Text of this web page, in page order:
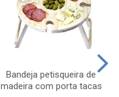
Bandeja petisqueira de
madeira com porta tacas